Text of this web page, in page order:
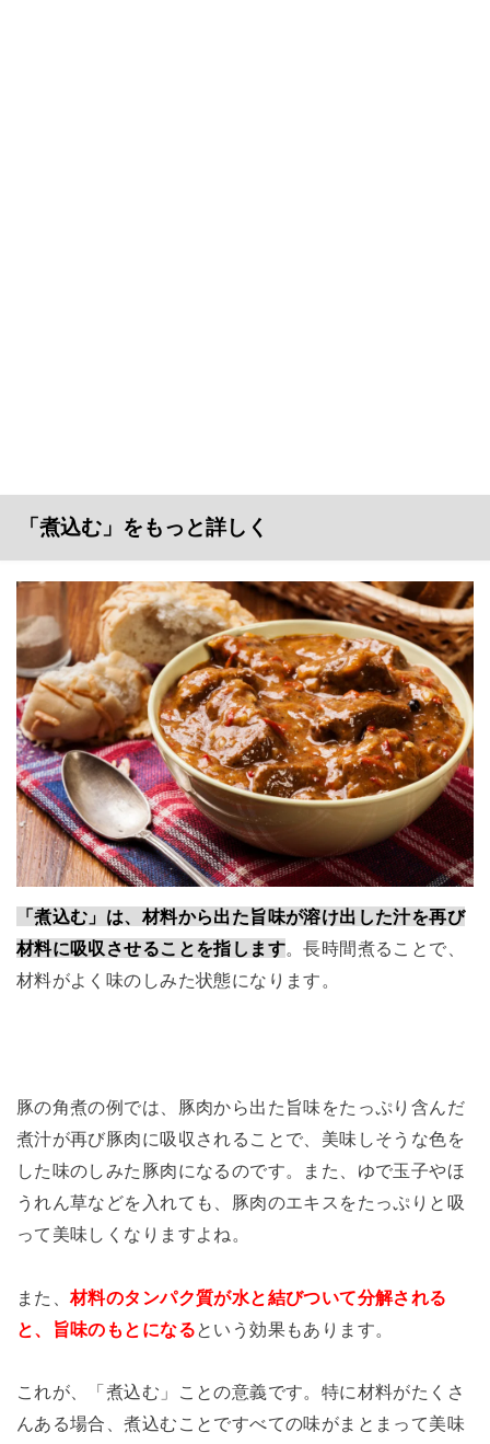
「煮込む」をもっと詳しく
「煮込む」は、材料から出た旨味が溶け出した汁を再び
材料に吸収させることを指します。長時間煮ることで、
材料がよく味のしみた状態になります。
豚の角煮の例では、豚肉から出た旨味をたっぷり含んだ
煮汁が再び豚肉に吸収されることで、美味しそうな色を
した味のしみた豚肉になるのです。また、ゆで玉子やほ
うれん草などを入れても、豚肉のエキスをたっぷりと吸
って美味しくなりますよね。
また、材料のタンパク質が水と結びついて分解される
と、旨味のもとになる という効果もあります。
これが、「煮込む」ことの意義です。特に材料がたくさ
んある場合、煮込むことですべての味がまとまって美味